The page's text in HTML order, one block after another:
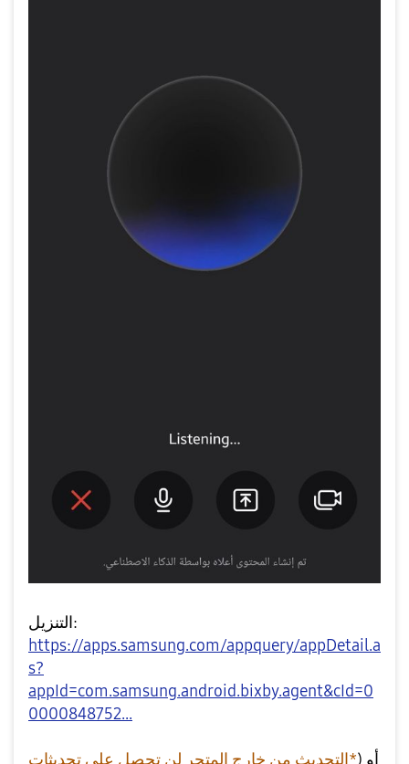
التنزيل:
https://apps.samsung.com/appquery/appDetail.a
s?
appId=com.samsung.android.bixby.agent&cId=0
0000848752...
أو (*التحديث من خارج المتجر لن تحصل على تحديثات